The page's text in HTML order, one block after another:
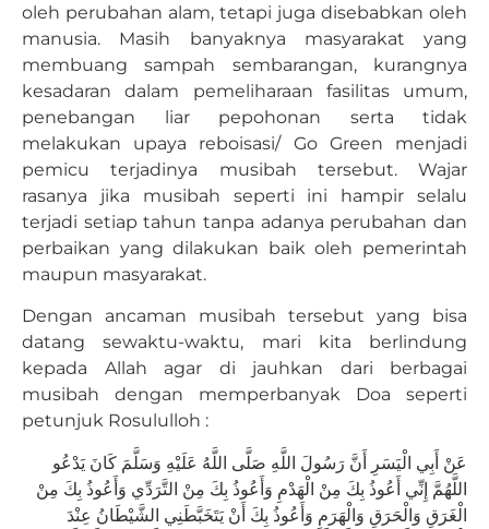
oleh perubahan alam, tetapi juga disebabkan oleh
manusia. Masih banyaknya masyarakat yang
membuang sampah sembarangan, kurangnya
kesadaran dalam pemeliharaan fasilitas umum,
penebangan liar pepohonan serta tidak
melakukan upaya reboisasi/ Go Green menjadi
pemicu terjadinya musibah tersebut. Wajar
rasanya jika musibah seperti ini hampir selalu
terjadi setiap tahun tanpa adanya perubahan dan
perbaikan yang dilakukan baik oleh pemerintah
maupun masyarakat.
Dengan ancaman musibah tersebut yang bisa
datang sewaktu-waktu, mari kita berlindung
kepada Allah agar di jauhkan dari berbagai
musibah dengan memperbanyak Doa seperti
petunjuk Rosululloh :
عَنْ أَبِي الْيَسَرِ أَنَّ رَسُولَ اللَّهِ صَلَّى اللَّهُ عَلَيْهِ وَسَلَّمَ كَانَ يَدْعُو
اللَّهُمَّ إِنِّي أَعُوذُ بِكَ مِنْ الْهَدْمِ وَأَعُوذُ بِكَ مِنْ التَّرَدِّي وَأَعُوذُ بِكَ مِنْ
الْغَرَقِ وَالْحَرَقِ وَالْهَرَمِ وَأَعُوذُ بِكَ أَنْ يَتَخَبَّطَنِي الشَّيْطَانُ عِنْدَ